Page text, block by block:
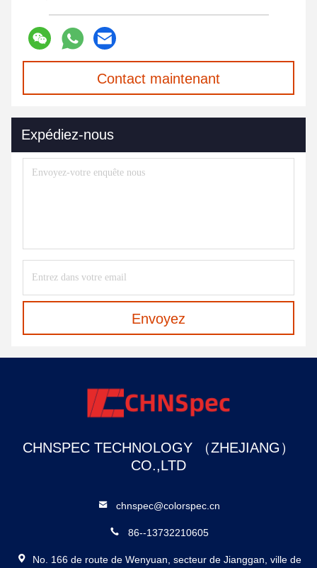
Contact maintenant
Expédiez-nous
Envoyez
CHNSPEC TECHNOLOGY （ZHEJIANG）
CO.,LTD
chnspec@colorspec.cn
86--13732210605
No. 166 de route de Wenyuan, secteur de Jianggan, ville de